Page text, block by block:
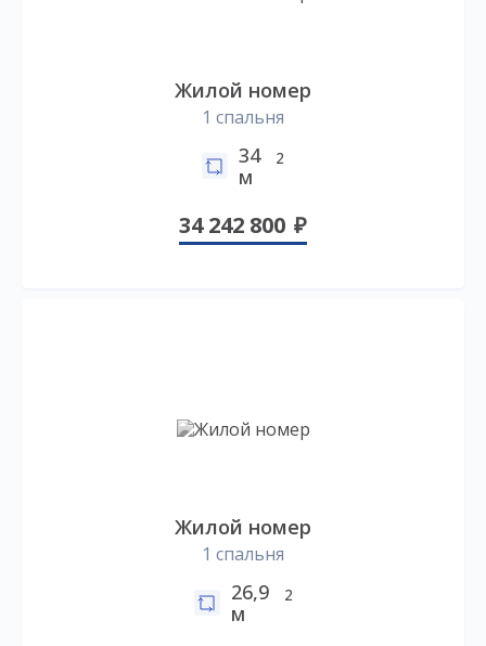
Жилой номер
1 спальня
34
м
2
34 242 800
Жилой номер
1 спальня
26,9
м
2